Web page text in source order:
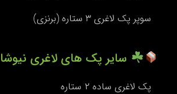
سوپر پک لاغری ۳ ستاره (برنزی)
سایر پک های لاغری نیوشا
پک لاغری ساده ۲ ستاره